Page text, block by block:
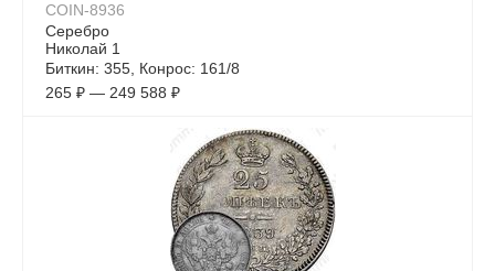
COIN-8936
Серебро
Николай 1
Биткин: 355, Конрос: 161/8
265 ₽ — 249 588 ₽